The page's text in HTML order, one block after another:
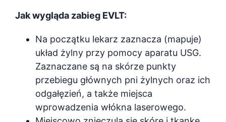
Jak wygląda zabieg EVLT:
Na początku lekarz zaznacza (mapuje)
układ żylny przy pomocy aparatu USG.
Zaznaczane są na skórze punkty
przebiegu głównych pni żylnych oraz ich
odgałęzień, a także miejsca
wprowadzenia włókna laserowego.